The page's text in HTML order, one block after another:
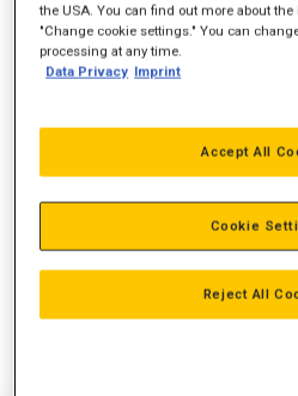
the USA. You can find out more about
"Change cookie settings." You can
processing at any time.
Data Privacy Imprint
Reject All
Accept All
Cookie